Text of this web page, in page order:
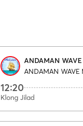
ANDAMAN WAVE
ANDAMAN WAVE
12:20
Klong Jilad